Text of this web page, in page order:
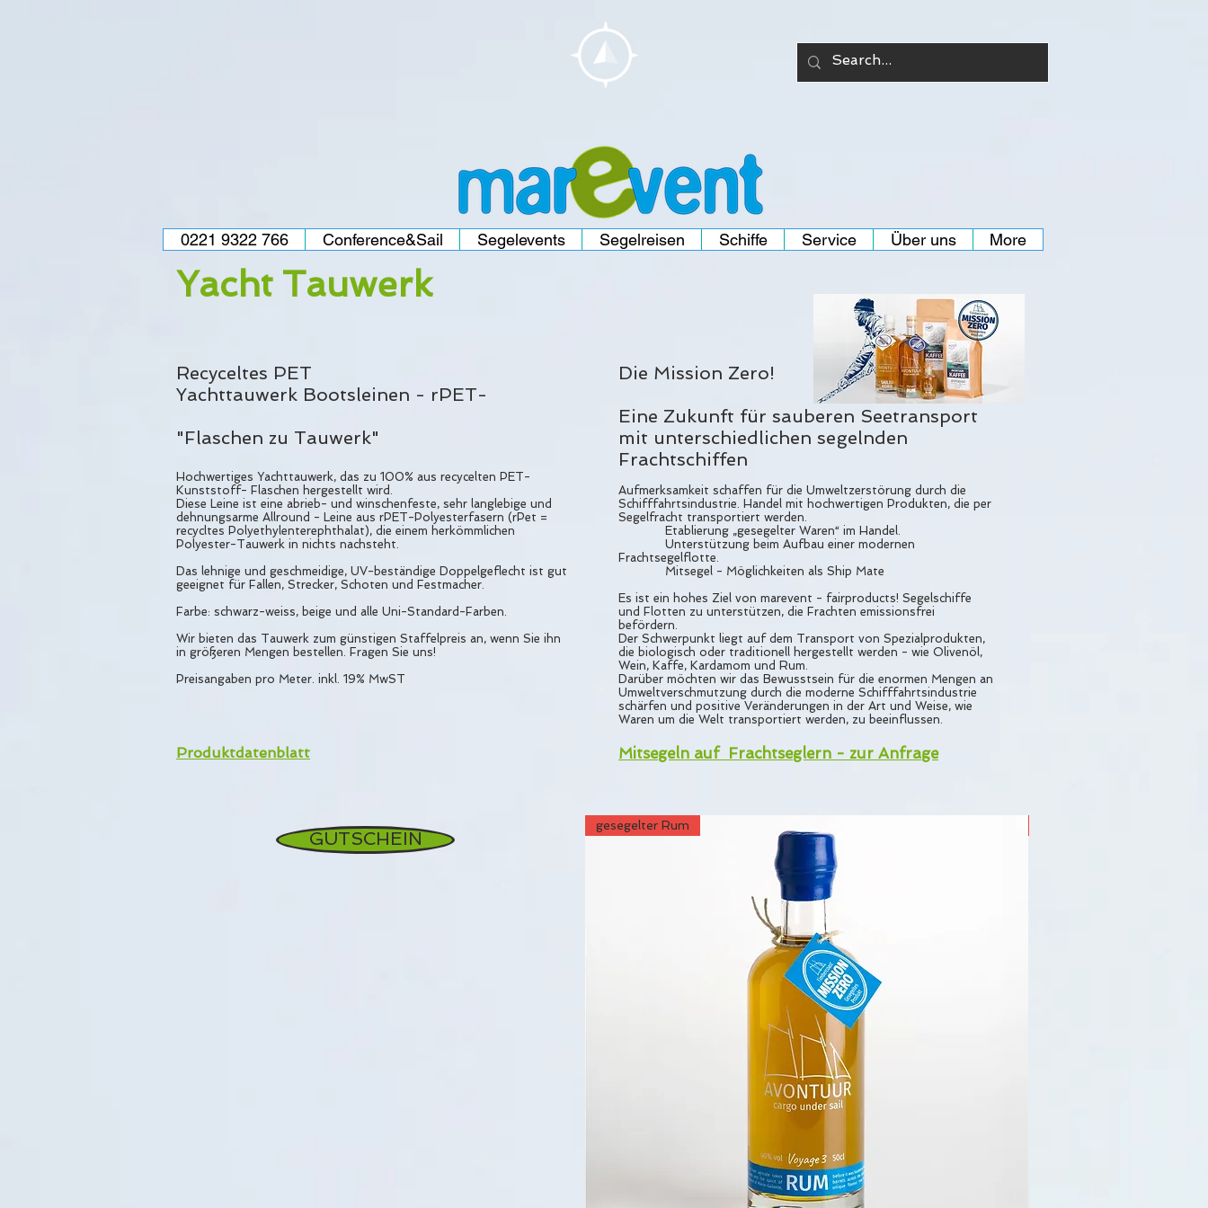
0221 9322 766 Conference&Sail Segelevents Segelreisen Schiffe Service Über uns More
Yacht Tauwerk
Recyceltes PET
Yachttauwerk Bootsleinen - rPET-
"Flaschen zu Tauwerk"
Hochwertiges Yachttauwerk, das zu 100% aus recycelten PET-
Kunststoff- Flaschen hergestellt wird.
Diese Leine ist eine abrieb- und winschenfeste, sehr langlebige und
dehnungsarme Allround - Leine aus rPET-Polyesterfasern (rPet =
recycltes Polyethylenterephthalat), die einem herkömmlichen
Polyester-Tauwerk in nichts nachsteht.
Das lehnige und geschmeidige, UV-beständige Doppelgeflecht ist gut
geeignet für Fallen, Strecker, Schoten und Festmacher.
Farbe: schwarz-weiss, beige und alle Uni-Standard-Farben.
Wir bieten das Tauwerk zum günstigen Staffelpreis an, wenn Sie ihn
in größeren Mengen bestellen. Fragen Sie uns!
Preisangaben pro Meter. inkl. 19% MwST
Die Mission Zero!
Eine Zukunft für sauberen Seetransport
mit unterschiedlichen segelnden
Frachtschiffen
Aufmerksamkeit schaffen für die Umweltzerstörung durch die
Schifffahrtsindustrie. Handel mit hochwertigen Produkten, die per
Segelfracht transportiert werden.
Etablierung „gesegelter Waren“ im Handel.
Unterstützung beim Aufbau einer modernen
Frachtsegelflotte.
Mitsegel - Möglichkeiten als Ship Mate
Es ist ein hohes Ziel von marevent - fairproducts! Segelschiffe
und Flotten zu unterstützen, die Frachten emissionsfrei
befördern.
Der Schwerpunkt liegt auf dem Transport von Spezialprodukten,
die biologisch oder traditionell hergestellt werden - wie Olivenöl,
Wein, Kaffe, Kardamom und Rum.
Darüber möchten wir das Bewusstsein für die enormen Mengen an
Umweltverschmutzung durch die moderne Schifffahrtsindustrie
schärfen und positive Veränderungen in der Art und Weise, wie
Waren um die Welt transportiert werden, zu beeinflussen.
Produktdatenblatt Mitsegeln auf Frachtseglern - zur Anfrage
gesegelter Rum
GUTSCHEIN